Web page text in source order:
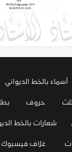
أسماء بالخط الديواني
حروف
شعارات بالخط
غلاف فيسبوك